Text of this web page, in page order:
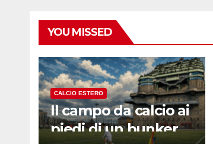
YOU MISSED
CALCIO ESTERO
Il campo da calcio ai
piedi di un bunker